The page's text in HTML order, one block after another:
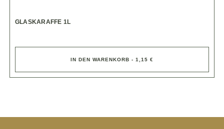
GLASKARAFFE 1L
IN DEN WARENKORB - 1,15 €